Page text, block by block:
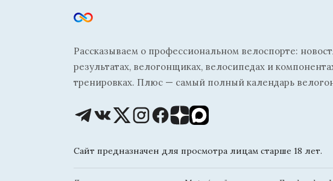
Рассказываем о профессиональном велоспорте:
результатах, велогонщиках, велосипедах и
тренировках. Плюс — самый полный календарь
Сайт предназначен для просмотра лицам старше 18 лет.